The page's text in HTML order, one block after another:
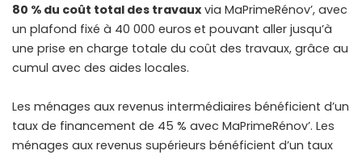
80 % du coût total des travauxvia MaPrimeRénov’, avec
un plafond fixé à 40 000 euros et pouvant aller jusqu’à
une prise en charge totale du coût des travaux, grâce au
cumul avec des aides locales.
Les ménages aux revenus intermédiaires bénéficient d’un
taux de financement de 45 % avec MaPrimeRénov’. Les
ménages aux revenus supérieurs bénéficient d’un taux